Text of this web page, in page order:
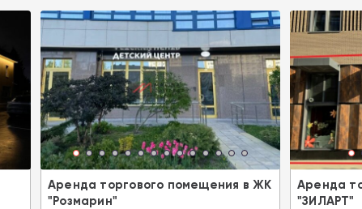
Аренда торгового помещения в ЖК
"Розмарин"
Аренда
"ЗИЛАРТ"